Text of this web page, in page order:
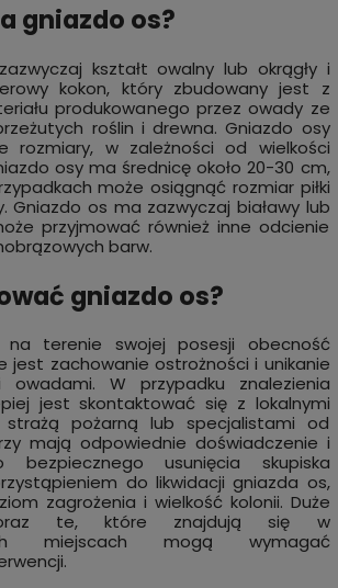
gniazdo os?
kształt owalny lub okrągły i
kokon, który zbudowany jest z
produkowanego przez owady ze
roślin i drewna. Gniazdo osy
rozmiary, w zależności od wielkości
osy ma średnicę około 20-30 cm,
może osiągnąć rozmiar piłki
Gniazdo os ma zazwyczaj białawy lub
przyjmować również inne odcienie
barw.
gniazdo os?
na terenie swojej posesji obecność
jest zachowanie ostrożności i unikanie
W przypadku znalezienia
jest skontaktować się z lokalnymi
strażą pożarną lub specjalistami od
mają odpowiednie doświadczenie i
bezpiecznego usunięcia skupiska
do likwidacji gniazda os,
zagrożenia i wielkość kolonii. Duże
te, które znajdują się w
miejscach mogą wymagać